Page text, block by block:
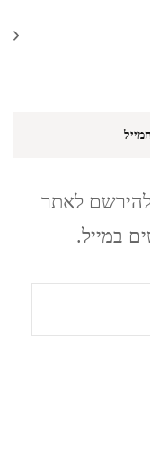
להירשם לאתר
במייל.